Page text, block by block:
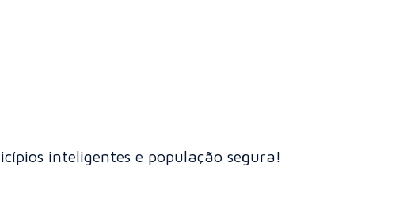
inteligentes e população segura!